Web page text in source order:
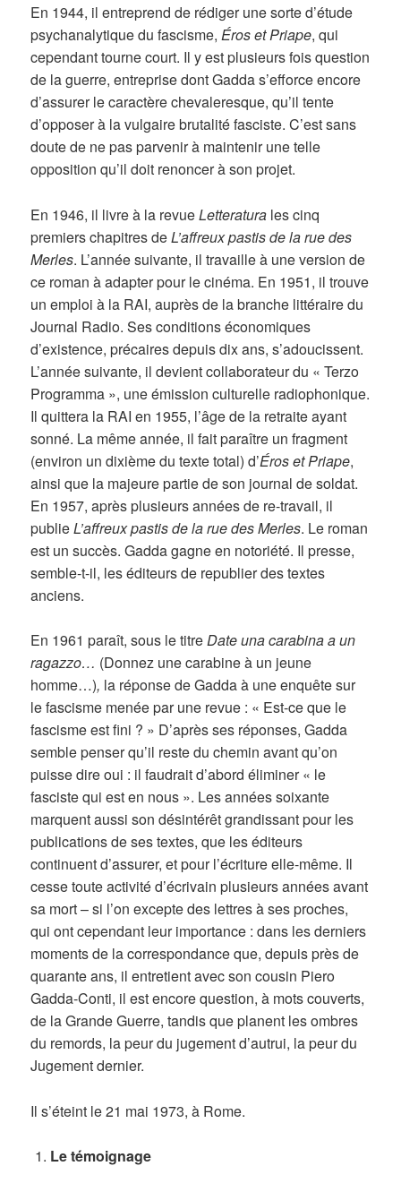
En 1944, il entreprend de rédiger une sorte d’étude
psychanalytique du fascisme,Éros et Priape, qui
cependant tourne court. Il y est plusieurs fois question
de la guerre, entreprise dont Gadda s’efforce encore
d’assurer le caractère chevaleresque, qu’il tente
d’opposer à la vulgaire brutalité fasciste. C’est sans
doute de ne pas parvenir à maintenir une telle
opposition qu’il doit renoncer à son projet.
En 1946, il livre à la revueLetteratura les cinq
premiers chapitres deL’affreux pastis de la rue des
Merles. L’année suivante, il travaille à une version de
ce roman à adapter pour le cinéma. En 1951, il trouve
un emploi à la RAI, auprès de la branche littéraire du
Journal Radio. Ses conditions économiques
d’existence, précaires depuis dix ans, s’adoucissent.
L’année suivante, il devient collaborateur du « Terzo
Programma », une émission culturelle radiophonique.
Il quittera la RAI en 1955, l’âge de la retraite ayant
sonné. La même année, il fait paraître un fragment
(environ un dixième du texte total) d’Éros et Priape,
ainsi que la majeure partie de son journal de soldat.
En 1957, après plusieurs années de re-travail, il
publieL’affreux pastis de la rue des Merles. Le roman
est un succès. Gadda gagne en notoriété. Il presse,
semble-t-il, les éditeurs de republier des textes
anciens.
En 1961 paraît, sous le titreDate una carabina a un
ragazzo… (Donnez une carabine à un jeune
homme…), la réponse de Gadda à une enquête sur
le fascisme menée par une revue : « Est-ce que le
fascisme est fini ? » D’après ses réponses, Gadda
semble penser qu’il reste du chemin avant qu’on
puisse dire oui : il faudrait d’abord éliminer « le
fasciste qui est en nous ». Les années soixante
marquent aussi son désintérêt grandissant pour les
publications de ses textes, que les éditeurs
continuent d’assurer, et pour l’écriture elle-même. Il
cesse toute activité d’écrivain plusieurs années avant
sa mort – si l’on excepte des lettres à ses proches,
qui ont cependant leur importance : dans les derniers
moments de la correspondance que, depuis près de
quarante ans, il entretient avec son cousin Piero
Gadda-Conti, il est encore question, à mots couverts,
de la Grande Guerre, tandis que planent les ombres
du remords, la peur du jugement d’autrui, la peur du
Jugement dernier.
Il s’éteint le 21 mai 1973, à Rome.
Le témoignage